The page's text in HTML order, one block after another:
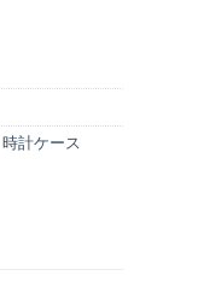
時計ケース